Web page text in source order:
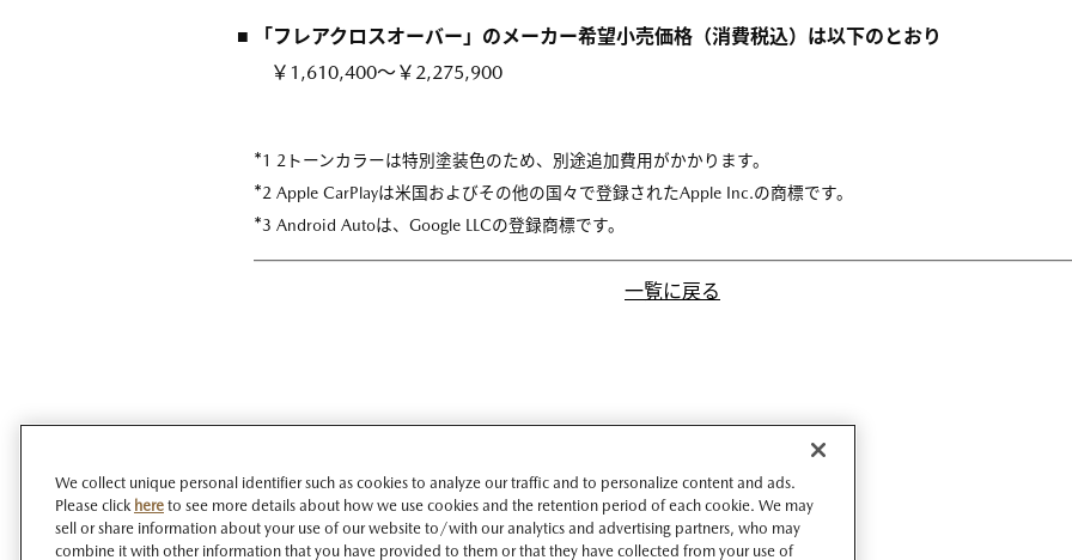
■ 「フレアクロスオーバー」のメーカー希望小売価格（消費税込）は以下のとおり
￥1,610,400～￥2,275,900
*1 2トーンカラーは特別塗装色のため、別途追加費用がかかります。
*2 Apple CarPlayは米国およびその他の国々で登録されたApple Inc.の商標です。
*3 Android Autoは、Google LLCの登録商標です。
一覧に戻る
We collect unique personal identifier such as cookies to analyze our traffic and to personalize content and ads.
Please click here to see more details about how we use cookies and the retention period of each cookie. We may
sell or share information about your use of our website to/with our analytics and advertising partners, who may
combine it with other information that you have provided to them or that they have collected from your use of